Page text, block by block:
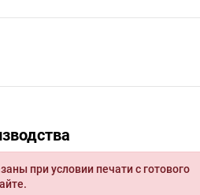
при условии печати с готового